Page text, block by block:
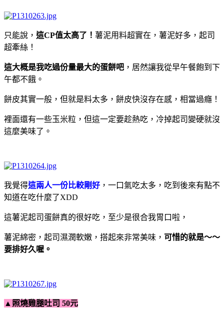
只能說， 這CP值太高了！ 薯泥用料超實在，薯泥好多，起司
超牽絲！
這大概是我吃過份量最大的蛋餅吧 ，居然讓我從早午餐飽到下
午都不餓。
餅皮其實一般，但就是料太多，餅皮快沒存在感，相當過癮！
裡面還有一些玉米粒，但這一定要趁熱吃，冷掉起司變硬就沒
這麼美味了。
我覺得這兩人一份比較剛好 ，一口氣吃太多，吃到後來有點不
知道在吃什麼了XDD
這薯泥起司蛋餅真的很好吃，至少是很合我胃口啦，
薯泥綿密，起司濕潤軟嫩，搭起來非常美味， 可惜的就是～～
要排好久喔。
▲ 照燒雞腿吐司 50元